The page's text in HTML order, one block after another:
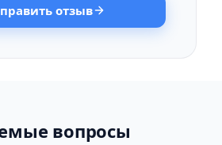
отзыв
вопросы